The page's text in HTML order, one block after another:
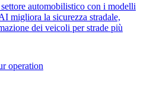
automobilistico con i modelli
migliora la sicurezza stradale,
dei veicoli per strade più